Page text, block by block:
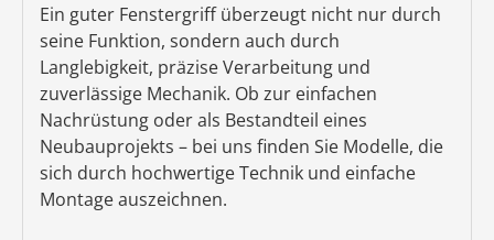
Ein guter Fenstergriff überzeugt nicht nur durch
seine Funktion, sondern auch durch
Langlebigkeit, präzise Verarbeitung und
zuverlässige Mechanik. Ob zur einfachen
Nachrüstung oder als Bestandteil eines
Neubauprojekts – bei uns finden Sie Modelle, die
sich durch hochwertige Technik und einfache
Montage auszeichnen.